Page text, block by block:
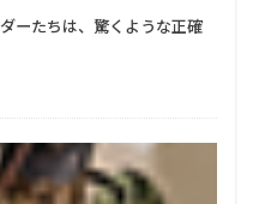
ーたちは、驚くような正確